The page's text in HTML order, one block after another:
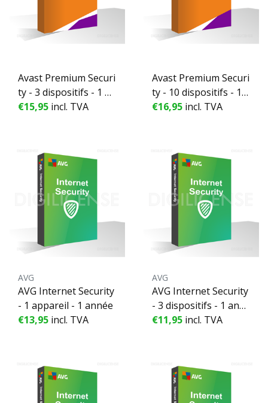
Avast Premium Securi
ty - 3 dispositifs - 1 an
née
€15,95 incl. TVA
Avast Premium Securi
ty - 10 dispositifs - 1 a
nnée
€16,95 incl. TVA
AVG
AVG Internet Security
- 1 appareil - 1 année
€13,95 incl. TVA
AVG
AVG Internet Security
- 3 dispositifs - 1 ann
ée
€11,95 incl. TVA